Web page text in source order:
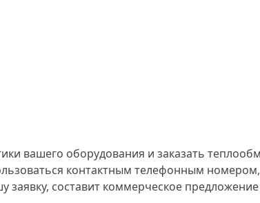
вашего оборудования и заказать
контактным телефонным
составит коммерческое